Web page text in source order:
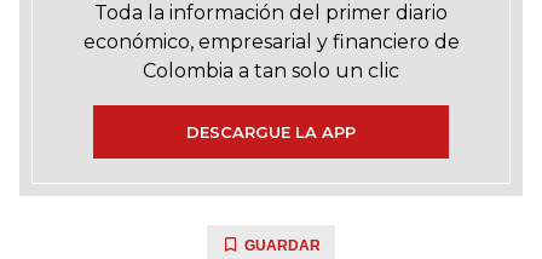
Toda la información del primer diario
económico, empresarial y financiero de
Colombia a tan solo un clic
DESCARGUE LA APP
GUARDAR